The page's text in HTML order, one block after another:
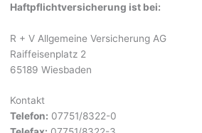
Haftpflichtversicherung ist bei:
R + V Allgemeine Versicherung AG
Raiffeisenplatz 2
65189 Wiesbaden
Kontakt
Telefon: 07751/8322-0